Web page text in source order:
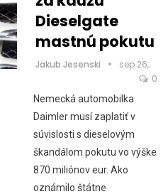
Dieselgate
mastnú pokutu
Jakub Jesenski
sep 26,
0
Nemecká automobilka
Daimler musí zaplatiť v
súvislosti s dieselovým
škandálom pokutu vo výške
870 miliónov eur. Ako
oznámilo štátne